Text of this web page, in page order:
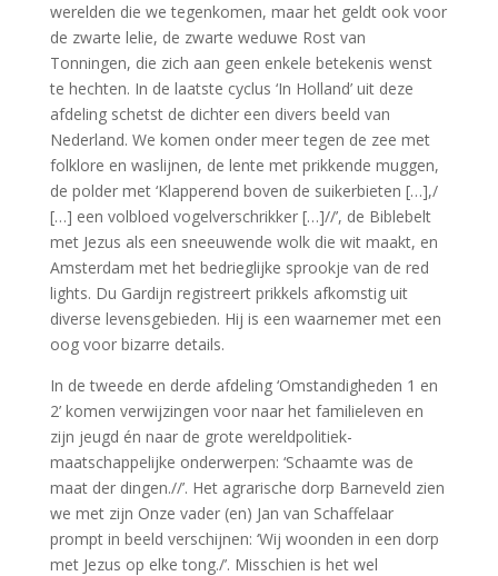
werelden die we tegenkomen, maar het geldt ook voor
de zwarte lelie, de zwarte weduwe Rost van
Tonningen, die zich aan geen enkele betekenis wenst
te hechten. In de laatste cyclus ‘In Holland’ uit deze
afdeling schetst de dichter een divers beeld van
Nederland. We komen onder meer tegen de zee met
folklore en waslijnen, de lente met prikkende muggen,
de polder met ‘Klapperend boven de suikerbieten […],/
[…] een volbloed vogelverschrikker […]//’, de Biblebelt
met Jezus als een sneeuwende wolk die wit maakt, en
Amsterdam met het bedrieglijke sprookje van de red
lights. Du Gardijn registreert prikkels afkomstig uit
diverse levensgebieden. Hij is een waarnemer met een
oog voor bizarre details.
In de tweede en derde afdeling ‘Omstandigheden 1 en
2’ komen verwijzingen voor naar het familieleven en
zijn jeugd én naar de grote wereldpolitiek-
maatschappelijke onderwerpen: ‘Schaamte was de
maat der dingen.//’. Het agrarische dorp Barneveld zien
we met zijn Onze vader (en) Jan van Schaffelaar
prompt in beeld verschijnen: ‘Wij woonden in een dorp
met Jezus op elke tong./’. Misschien is het wel